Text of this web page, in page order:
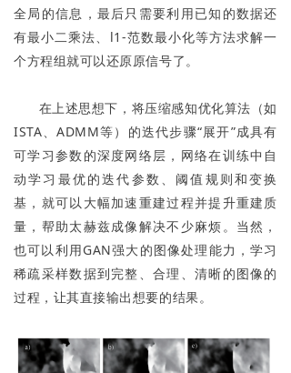
全局的信息，最后只需要利用已知的数据还
有最小二乘法、l1-范数最小化等方法求解一
个方程组就可以还原原信号了。
在上述思想下，将压缩感知优化算法（如
ISTA、ADMM等）的迭代步骤“展开”成具有
可学习参数的深度网络层，网络在训练中自
动学习最优的迭代参数、阈值规则和变换
基，就可以大幅加速重建过程并提升重建质
量，帮助太赫兹成像解决不少麻烦。当然，
也可以利用GAN强大的图像处理能力，学习
稀疏采样数据到完整、合理、清晰的图像的
过程，让其直接输出想要的结果。